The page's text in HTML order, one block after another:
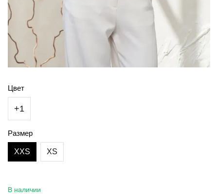
Цвет
+1
Размер
XXS XS
В наличии